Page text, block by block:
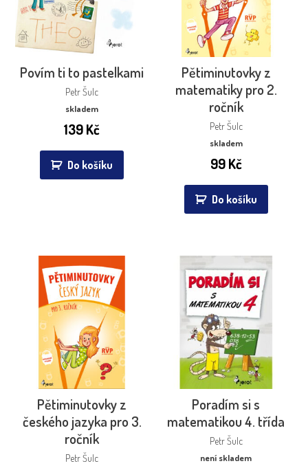
Povím ti to pastelkami
Petr Šulc
skladem
139Kč
Do košíku
Pětiminutovky z
matematiky pro 2.
ročník
Petr Šulc
skladem
99Kč
Do košíku
Pětiminutovky z
českého jazyka pro 3.
ročník
Petr Šulc
Poradím si s
matematikou 4. třída
Petr Šulc
není skladem